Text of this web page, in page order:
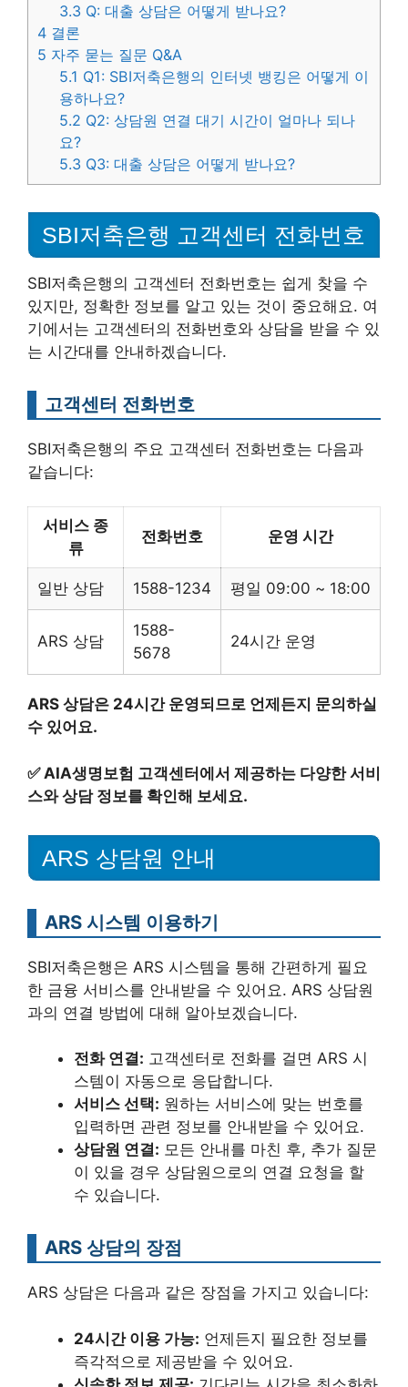
3.3 Q: 대출 상담은 어떻게 받나요?
4 결론
5 자주 묻는 질문 Q&A
5.1 Q1: SBI저축은행의 인터넷 뱅킹은 어떻게 이
용하나요?
5.2 Q2: 상담원 연결 대기 시간이 얼마나 되나
요?
5.3 Q3: 대출 상담은 어떻게 받나요?
SBI저축은행 고객센터 전화번호
SBI저축은행의 고객센터 전화번호는 쉽게 찾을 수
있지만, 정확한 정보를 알고 있는 것이 중요해요. 여
기에서는 고객센터의 전화번호와 상담을 받을 수 있
는 시간대를 안내하겠습니다.
고객센터 전화번호
SBI저축은행의 주요 고객센터 전화번호는 다음과
같습니다:
서비스 종
류
전화번호 운영 시간
일반 상담 1588-1234 평일 09:00 ~ 18:00
ARS 상담
1588-
5678
24시간 운영
ARS 상담은 24시간 운영되므로 언제든지 문의하실
수 있어요.
✅ AIA생명보험 고객센터에서 제공하는 다양한 서비
스와 상담 정보를 확인해 보세요.
ARS 상담원 안내
ARS 시스템 이용하기
SBI저축은행은 ARS 시스템을 통해 간편하게 필요
한 금융 서비스를 안내받을 수 있어요. ARS 상담원
과의 연결 방법에 대해 알아보겠습니다.
전화 연결: 고객센터로 전화를 걸면 ARS 시
스템이 자동으로 응답합니다.
서비스 선택: 원하는 서비스에 맞는 번호를
입력하면 관련 정보를 안내받을 수 있어요.
상담원 연결: 모든 안내를 마친 후, 추가 질문
이 있을 경우 상담원으로의 연결 요청을 할
수 있습니다.
ARS 상담의 장점
ARS 상담은 다음과 같은 장점을 가지고 있습니다:
24시간 이용 가능: 언제든지 필요한 정보를
즉각적으로 제공받을 수 있어요.